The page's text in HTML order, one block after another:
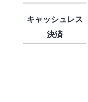
キャッシュレス
決済